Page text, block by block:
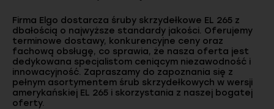
Firma Elgo dostarcza śruby skrzydełkowe EL 265 z
dbałością o najwyższe standardy jakości. Oferujemy
terminowe dostawy, konkurencyjne ceny oraz
fachową obsługę, co sprawia, że nasza oferta jest
dedykowana specjalistom ceniącym niezawodność i
innowacyjność. Zapraszamy do zapoznania się z
pełnym asortymentem śrub skrzydełkowych w wersji
amerykańskiej EL 265 i skorzystania z naszej bogatej
oferty.